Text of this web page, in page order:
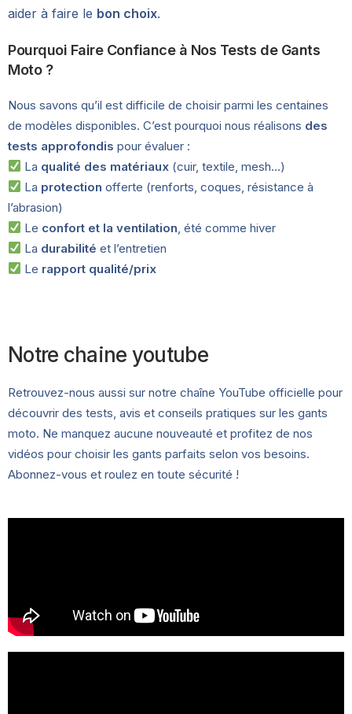
aider à faire le bon choix.
Pourquoi Faire Confiance à Nos Tests de Gants
Moto ?
Nous savons qu’il est difficile de choisir parmi les centaines
de modèles disponibles. C’est pourquoi nous réalisons des
tests approfondis pour évaluer :
La qualité des matériaux (cuir, textile, mesh…)
La protection offerte (renforts, coques, résistance à
l’abrasion)
Le confort et la ventilation , été comme hiver
La durabilité et l’entretien
Le rapport qualité/prix
Notre chaine youtube
Retrouvez-nous aussi sur notre chaîne YouTube officielle pour
découvrir des tests, avis et conseils pratiques sur les gants
moto. Ne manquez aucune nouveauté et profitez de nos
vidéos pour choisir les gants parfaits selon vos besoins.
Abonnez-vous et roulez en toute sécurité !